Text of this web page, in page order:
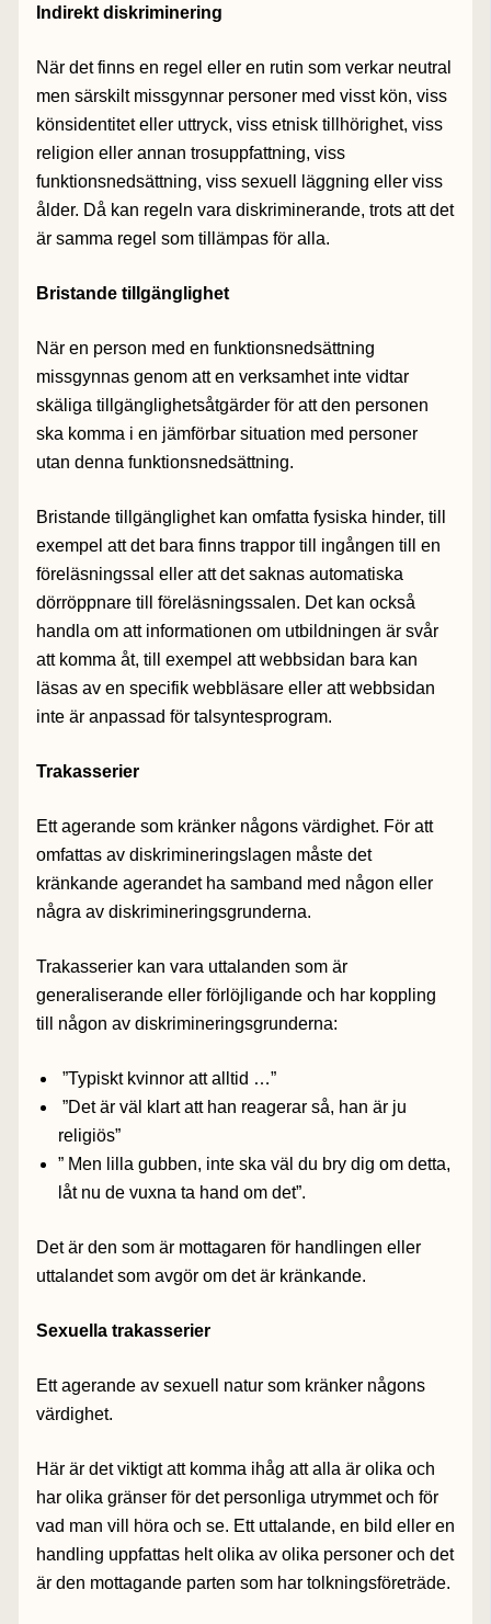
Indirekt diskriminering
När det finns en regel eller en rutin som verkar neutral
men särskilt missgynnar personer med visst kön, viss
könsidentitet eller uttryck, viss etnisk tillhörighet, viss
religion eller annan trosuppfattning, viss
funktionsnedsättning, viss sexuell läggning eller viss
ålder. Då kan regeln vara diskriminerande, trots att det
är samma regel som tillämpas för alla.
Bristande tillgänglighet
När en person med en funktionsnedsättning
missgynnas genom att en verksamhet inte vidtar
skäliga tillgänglighetsåtgärder för att den personen
ska komma i en jämförbar situation med personer
utan denna funktionsnedsättning.
Bristande tillgänglighet kan omfatta fysiska hinder, till
exempel att det bara finns trappor till ingången till en
föreläsningssal eller att det saknas automatiska
dörröppnare till föreläsningssalen. Det kan också
handla om att informationen om utbildningen är svår
att komma åt, till exempel att webbsidan bara kan
läsas av en specifik webbläsare eller att webbsidan
inte är anpassad för talsyntesprogram.
Trakasserier
Ett agerande som kränker någons värdighet. För att
omfattas av diskrimineringslagen måste det
kränkande agerandet ha samband med någon eller
några av diskrimineringsgrunderna.
Trakasserier kan vara uttalanden som är
generaliserande eller förlöjligande och har koppling
till någon av diskrimineringsgrunderna:
”Typiskt kvinnor att alltid …”
”Det är väl klart att han reagerar så, han är ju
religiös”
” Men lilla gubben, inte ska väl du bry dig om detta,
låt nu de vuxna ta hand om det”.
Det är den som är mottagaren för handlingen eller
uttalandet som avgör om det är kränkande.
Sexuella trakasserier
Ett agerande av sexuell natur som kränker någons
värdighet.
Här är det viktigt att komma ihåg att alla är olika och
har olika gränser för det personliga utrymmet och för
vad man vill höra och se. Ett uttalande, en bild eller en
handling uppfattas helt olika av olika personer och det
är den mottagande parten som har tolkningsföreträde.